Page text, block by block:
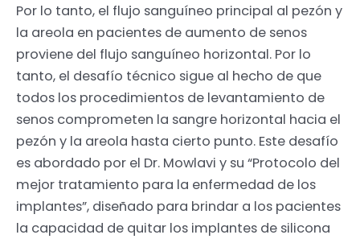
Por lo tanto, el flujo sanguíneo principal al pezón y
la areola en pacientes de aumento de senos
proviene del flujo sanguíneo horizontal. Por lo
tanto, el desafío técnico sigue al hecho de que
todos los procedimientos de levantamiento de
senos comprometen la sangre horizontal hacia el
pezón y la areola hasta cierto punto. Este desafío
es abordado por el Dr. Mowlavi y su “Protocolo del
mejor tratamiento para la enfermedad de los
implantes”, diseñado para brindar a los pacientes
la capacidad de quitar los implantes de silicona